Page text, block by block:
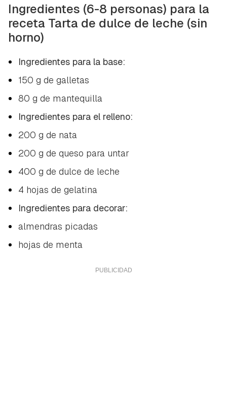
Ingredientes (6-8 personas) para la
receta Tarta de dulce de leche (sin
horno)
Ingredientes para la base:
150 g de galletas
80 g de mantequilla
Ingredientes para el relleno:
200 g de nata
200 g de queso para untar
400 g de dulce de leche
4 hojas de gelatina
Ingredientes para decorar:
almendras picadas
hojas de menta